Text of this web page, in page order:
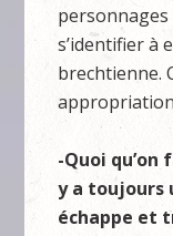
s’identifier à
brechtienne.
-Quoi
y a toujours
échappe et